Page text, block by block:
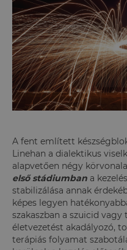
A fent említett
Linehan a dialektikus
alapvetően négy
első stádiumban a
stabilizálása annak
képes legyen
szakaszban a szuicid
életvezetést akadályozó,
terápiás folyamat